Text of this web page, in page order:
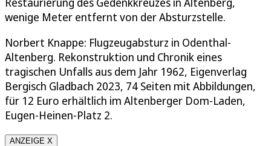
wenige Meter entfernt von der Absturzstelle.
Norbert Knappe: Flugzeugabsturz in Odenthal-
Altenberg. Rekonstruktion und Chronik eines
tragischen Unfalls aus dem Jahr 1962, Eigenverlag
Bergisch Gladbach 2023, 74 Seiten mit Abbildungen,
für 12 Euro erhältlich im Altenberger Dom-Laden,
Eugen-Heinen-Platz 2.
ANZEIGE X